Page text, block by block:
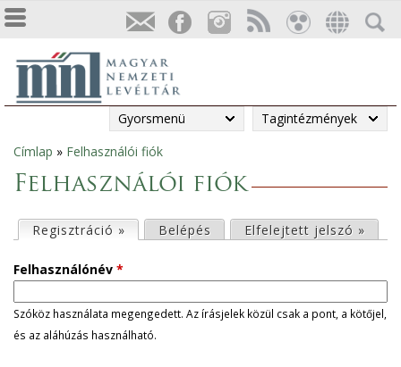
Gyorsmenü Tagintézmények
Jelenlegi
hely
Címlap » Felhasználói fiók
Felhasználói fiók
l
s
ő
Regisztráció » (aktív fül)
Belépés Elfelejtett jelszó »
Felhasználónév *
Szóköz használata megengedett. Az írásjelek közül csak a pont, a kötőjel,
és az aláhúzás használható.